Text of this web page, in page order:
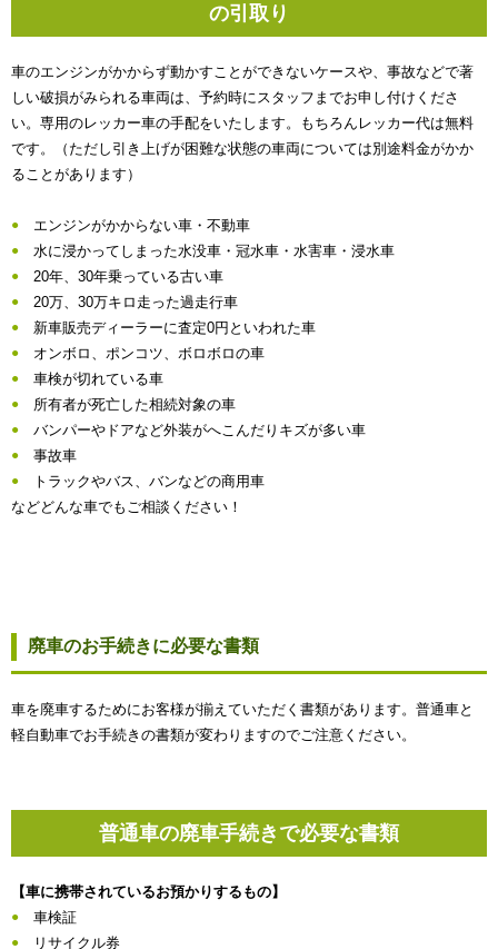
の引取り
車のエンジンがかからず動かすことができないケースや、事故などで著
しい破損がみられる車両は、予約時にスタッフまでお申し付けくださ
い。専用のレッカー車の手配をいたします。もちろんレッカー代は無料
です。（ただし引き上げが困難な状態の車両については別途料金がかか
ることがあります）
エンジンがかからない車・不動車
水に浸かってしまった水没車・冠水車・水害車・浸水車
20年、30年乗っている古い車
20万、30万キロ走った過走行車
新車販売ディーラーに査定0円といわれた車
オンボロ、ポンコツ、ボロボロの車
車検が切れている車
所有者が死亡した相続対象の車
バンパーやドアなど外装がへこんだりキズが多い車
事故車
トラックやバス、バンなどの商用車
などどんな車でもご相談ください！
廃車のお手続きに必要な書類
車を廃車するためにお客様が揃えていただく書類があります。普通車と
軽自動車でお手続きの書類が変わりますのでご注意ください。
普通車の廃車手続きで必要な書類
【車に携帯されているお預かりするもの】
車検証
リサイクル券